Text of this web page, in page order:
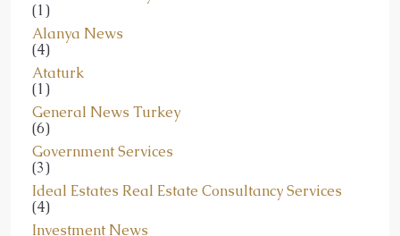
Alanya News
(4)
Ataturk
(1)
General News Turkey
(6)
Government Services
(3)
Ideal Estates Real Estate Consultancy Services
(4)
Investment News
(14)